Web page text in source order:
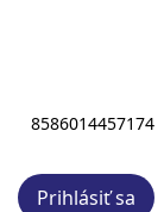
8586014457174
Prihlásiť sa